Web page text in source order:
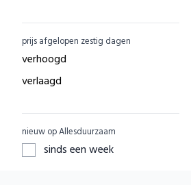
GreenPicnic
Nature's Gift
Dille & Kamille
ZO Schoon
Yarrah
ACBC
ACE
ADUH
AGAZI
prijs afgelopen zestig dagen
verhoogd
verlaagd
nieuw op Allesduurzaam
sinds een week